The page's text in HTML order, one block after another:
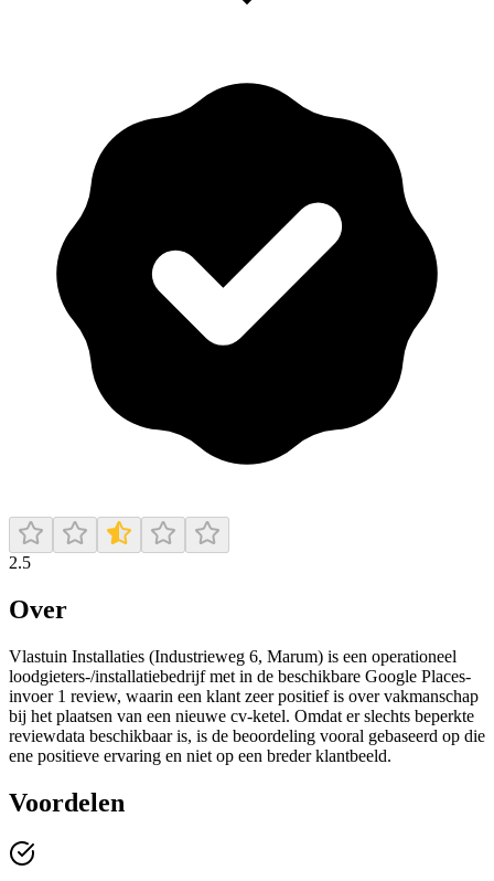
2.5
Over
Vlastuin Installaties (Industrieweg 6, Marum) is een operationeel
loodgieters-/installatiebedrijf met in de beschikbare Google Places-
invoer 1 review, waarin een klant zeer positief is over vakmanschap
bij het plaatsen van een nieuwe cv-ketel. Omdat er slechts beperkte
reviewdata beschikbaar is, is de beoordeling vooral gebaseerd op die
ene positieve ervaring en niet op een breder klantbeeld.
Voordelen